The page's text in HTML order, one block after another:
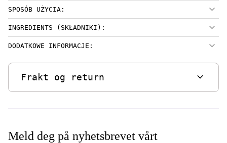
SPOSÓB UŻYCIA:
INGREDIENTS (SKŁADNIKI):
DODATKOWE INFORMACJE:
Frakt og return expand_more
Meld deg på nyhetsbrevet vårt